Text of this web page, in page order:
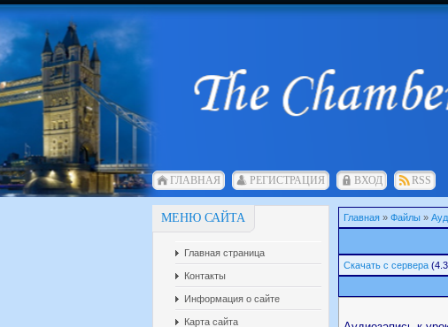
ГЛАВНАЯ РЕГИСТРАЦИЯ ВХОД RSS
МЕНЮ САЙТА
Главная страница
Контакты
Информация о сайте
Карта сайта
Главная » Файлы »
Скачать с сервера